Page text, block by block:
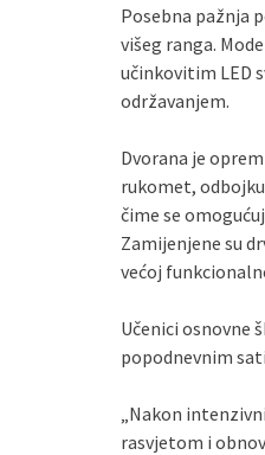
Posebna pažnja
višeg ranga.
učinkovitim LED
održavanjem.
Dvorana je
rukomet,
čime se
Zamijenjene su
većoj
Učenici osnovne
popodnevnim
„Nakon
rasvjetom i